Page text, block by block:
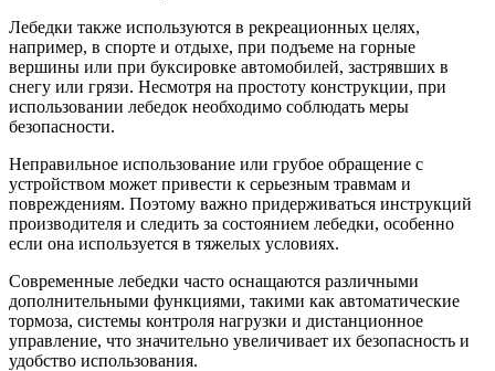
Лебедки также используются в рекреационных целях,
например, в спорте и отдыхе, при подъеме на горные
вершины или при буксировке автомобилей, застрявших в
снегу или грязи. Несмотря на простоту конструкции, при
использовании лебедок необходимо соблюдать меры
безопасности.
Неправильное использование или грубое обращение с
устройством может привести к серьезным травмам и
повреждениям. Поэтому важно придерживаться инструкций
производителя и следить за состоянием лебедки, особенно
если она используется в тяжелых условиях.
Современные лебедки часто оснащаются различными
дополнительными функциями, такими как автоматические
тормоза, системы контроля нагрузки и дистанционное
управление, что значительно увеличивает их безопасность и
удобство использования.